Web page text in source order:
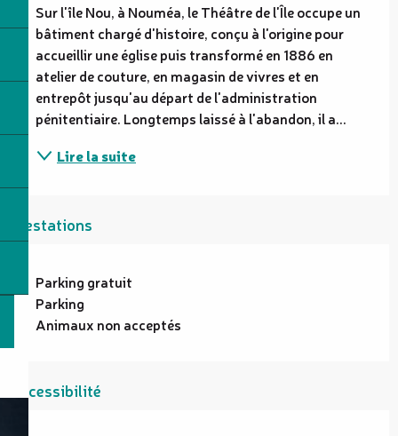
Sur l'île Nou, à Nouméa, le Théâtre de l'Île occupe un
bâtiment chargé d'histoire, conçu à l'origine pour
accueillir une église puis transformé en 1886 en
atelier de couture, en magasin de vivres et en
entrepôt jusqu'au départ de l'administration
pénitentiaire. Longtemps laissé à l'abandon, il a...
Lire la suite
Prestations
Parking gratuit
Parking
Animaux non acceptés
Accessibilité